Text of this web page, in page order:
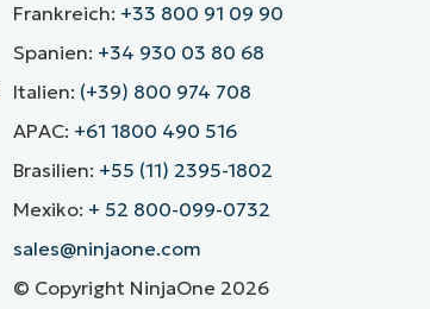
Frankreich: +33 800 91 09 90
Spanien: +34 930 03 80 68
Italien: (+39) 800 974 708
APAC: +61 1800 490 516
Brasilien: +55 (11) 2395-1802
Mexiko: + 52 800-099-0732
sales@ninjaone.com
© Copyright NinjaOne 2026